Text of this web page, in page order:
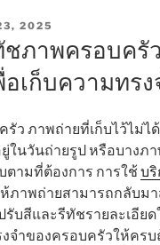
2025
ชภาพครอบครั
อเก็บความทร
รัว ภาพถ่ายที่เก็บไว้ไม่
ในวันถ่ายรูป หรือบางภา
ตามที่ต้องการ การใช้ บ
ภาพถ่ายสามารถกลับม
รับสีและรีทัชรายละเอีย
จำของครอบครัวให้คร